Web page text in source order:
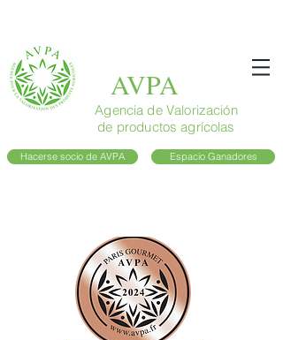
AVPA
Agencia de Valorización
de productos agrícolas
Hacerse socio de AVPA Espacio Ganadores